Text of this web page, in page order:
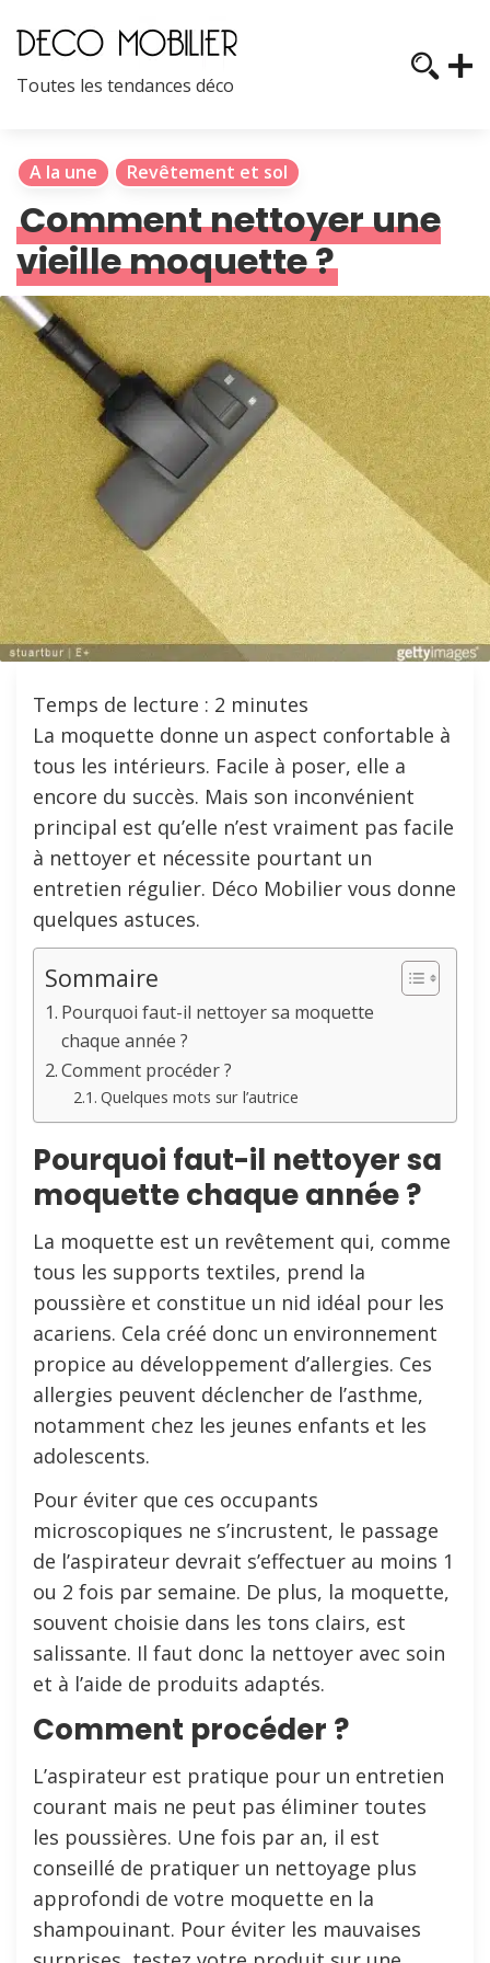
Toutes les tendances déco
A la une Revêtement et sol
Comment nettoyer une
vieille moquette ?
Temps de lecture : 2 minutes
La moquette donne un aspect confortable à
tous les intérieurs. Facile à poser, elle a
encore du succès. Mais son inconvénient
principal est qu’elle n’est vraiment pas facile
à nettoyer et nécessite pourtant un
entretien régulier. Déco Mobilier vous donne
quelques astuces.
Sommaire
Pourquoi faut-il nettoyer sa moquette
chaque année ?
Comment procéder ?
Quelques mots sur l’autrice
Pourquoi faut-il nettoyer sa
moquette chaque année ?
La moquette est un revêtement qui, comme
tous les supports textiles, prend la
poussière et constitue un nid idéal pour les
acariens. Cela créé donc un environnement
propice au développement d’allergies. Ces
allergies peuvent déclencher de l’asthme,
notamment chez les jeunes enfants et les
adolescents.
Pour éviter que ces occupants
microscopiques ne s’incrustent, le passage
de l’aspirateur devrait s’effectuer au moins 1
ou 2 fois par semaine. De plus, la moquette,
souvent choisie dans les tons clairs, est
salissante. Il faut donc la nettoyer avec soin
et à l’aide de produits adaptés.
Comment procéder ?
L’aspirateur est pratique pour un entretien
courant mais ne peut pas éliminer toutes
les poussières. Une fois par an, il est
conseillé de pratiquer un nettoyage plus
approfondi de votre moquette en la
shampouinant. Pour éviter les mauvaises